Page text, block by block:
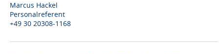
Marcus Hackel
Personalreferent
+49 30 20308-1168